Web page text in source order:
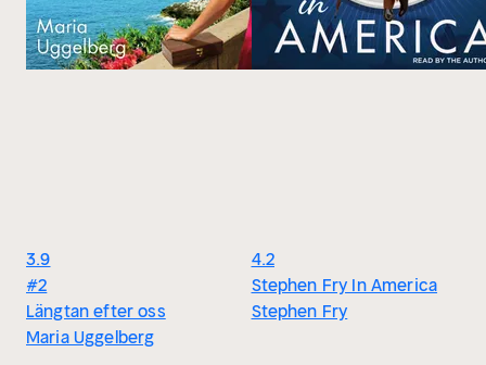
3.9
#2
Längtan efter oss
Maria Uggelberg
4.2
Stephen Fry In America
Stephen Fry